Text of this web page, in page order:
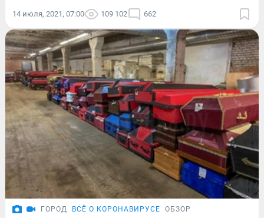
14 июля, 2021, 07:00 109 102 662
ГОРОД ВСЁ О КОРОНАВИРУСЕ ОБЗОР